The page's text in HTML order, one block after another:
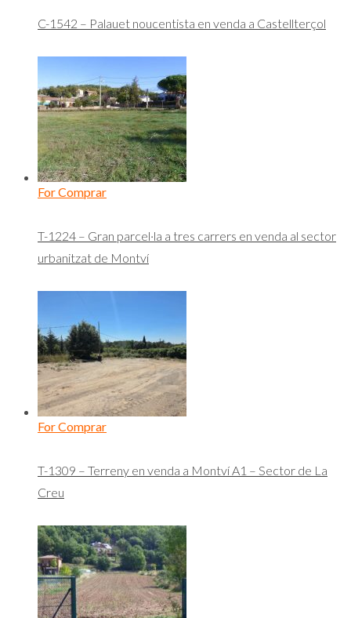
C-1542 – Palauet noucentista en venda a Castellterçol
For Comprar
T-1224 – Gran parcel·la a tres carrers en venda al sector
urbanitzat de Montví
For Comprar
T-1309 – Terreny en venda a Montví A1 – Sector de La
Creu